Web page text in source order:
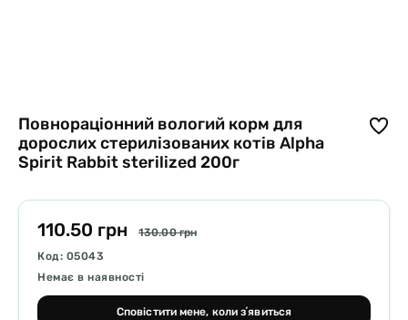
Повнораціонний вологий корм для
дорослих стерилізованих котів Alpha
Spirit Rabbit sterilized 200г
110.50 грн
130.00 грн
Код: 05043
Немає в наявності
Сповістити мене, коли зʼявиться